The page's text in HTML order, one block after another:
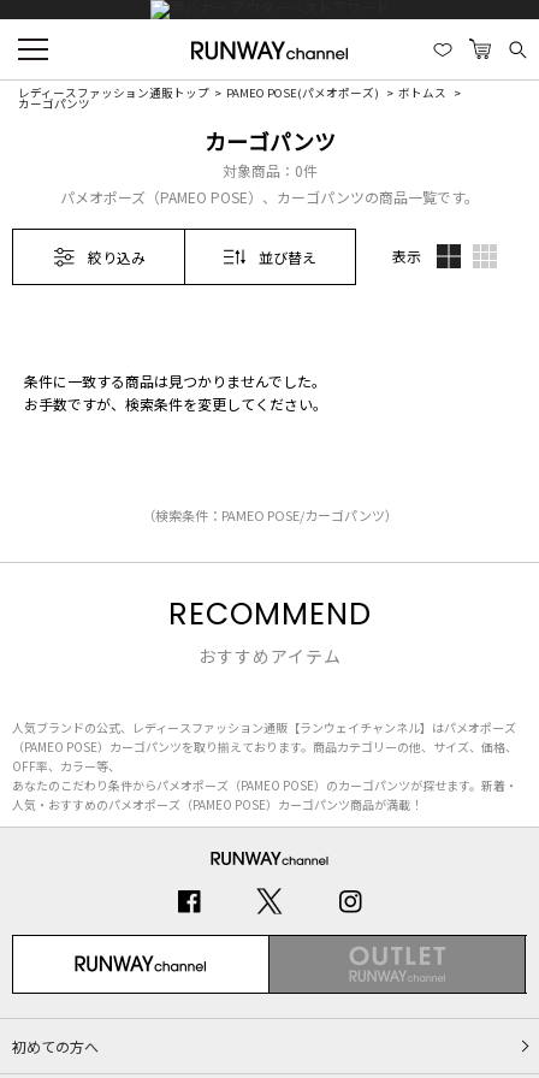
レディースファッション通販トップ PAMEO POSE(パメオポーズ) ボトムス
カーゴパンツ
カーゴパンツ
対象商品： 0件
パメオポーズ（PAMEO POSE）、カーゴパンツの商品一覧です。
絞り込み 並び替え 表示
条件に一致する商品は見つかりませんでした。
お手数ですが、検索条件を変更してください。
（検索条件：PAMEO POSE/カーゴパンツ）
RECOMMEND
おすすめアイテム
人気ブランドの公式、レディースファッション通販【ランウェイチャンネル】はパメオポーズ
（PAMEO POSE）カーゴパンツを取り揃えております。商品カテゴリーの他、サイズ、価格、
OFF率、カラー等、
あなたのこだわり条件からパメオポーズ（PAMEO POSE）のカーゴパンツが探せます。新着・
人気・おすすめのパメオポーズ（PAMEO POSE）カーゴパンツ商品が満載！
初めての方へ